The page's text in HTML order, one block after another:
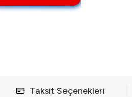
Taksit Seçenekleri